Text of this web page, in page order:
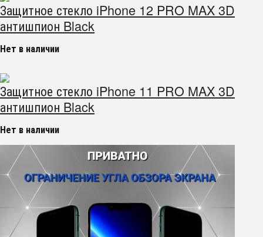
Защитное стекло iPhone 12 PRO MAX 3D
антишпион Black
Нет в наличии
Защитное стекло iPhone 11 PRO MAX 3D
антишпион Black
Нет в наличии